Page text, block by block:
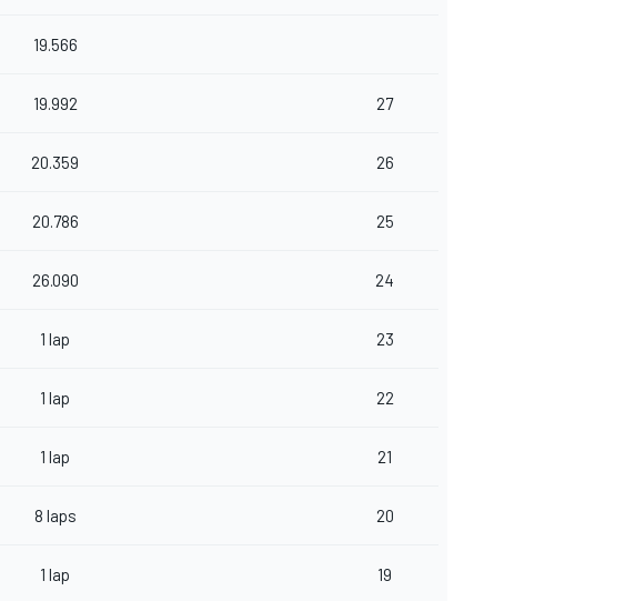
19.566
19.992 27
20.359 26
20.786 25
26.090 24
1 lap 23
1 lap 22
1 lap 21
8 laps 20
1 lap 19